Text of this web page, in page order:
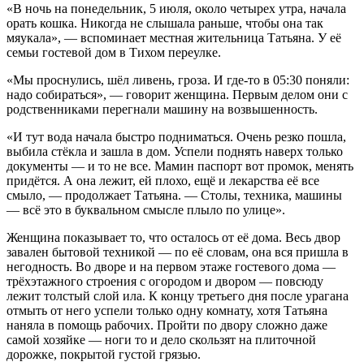
«В ночь на понедельник, 5 июля, около четырех утра, начала
орать кошка. Никогда не слышала раньше, чтобы она так
мяукала», — вспоминает местная жительница Татьяна. У её
семьи гостевой дом в Тихом переулке.
«Мы проснулись, шёл ливень, гроза. И где-то в 05:30 поняли:
надо собираться», — говорит женщина. Первым делом они с
родственниками перегнали машину на возвышенность.
«И тут вода начала быстро подниматься. Очень резко пошла,
выбила стёкла и зашла в дом. Успели поднять наверх только
документы — и то не все. Мамин паспорт вот промок, менять
придётся. А она лежит, ей плохо, ещё и лекарства её все
смыло, — продолжает Татьяна. — Столы, техника, машины
— всё это в буквальном смысле плыло по улице».
Женщина показывает то, что осталось от её дома. Весь двор
завален бытовой техникой — по её словам, она вся пришла в
негодность. Во дворе и на первом этаже гостевого дома —
трёхэтажного строения с огородом и двором — повсюду
лежит толстый слой ила. К концу третьего дня после урагана
отмыть от него успели только одну комнату, хотя Татьяна
наняла в помощь рабочих. Пройти по двору сложно даже
самой хозяйке — ноги то и дело скользят на плиточной
дорожке, покрытой густой грязью.